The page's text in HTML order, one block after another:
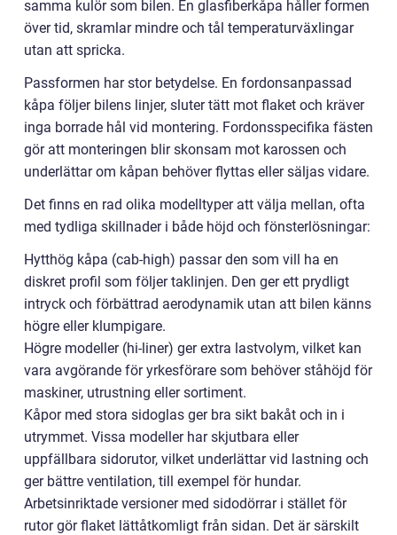
samma kulör som bilen. En glasfiberkåpa håller formen
över tid, skramlar mindre och tål temperaturväxlingar
utan att spricka.
Passformen har stor betydelse. En fordonsanpassad
kåpa följer bilens linjer, sluter tätt mot flaket och kräver
inga borrade hål vid montering. Fordonsspecifika fästen
gör att monteringen blir skonsam mot karossen och
underlättar om kåpan behöver flyttas eller säljas vidare.
Det finns en rad olika modelltyper att välja mellan, ofta
med tydliga skillnader i både höjd och fönsterlösningar:
Hytthög kåpa (cab-high) passar den som vill ha en
diskret profil som följer taklinjen. Den ger ett prydligt
intryck och förbättrad aerodynamik utan att bilen känns
högre eller klumpigare.
Högre modeller (hi-liner) ger extra lastvolym, vilket kan
vara avgörande för yrkesförare som behöver ståhöjd för
maskiner, utrustning eller sortiment.
Kåpor med stora sidoglas ger bra sikt bakåt och in i
utrymmet. Vissa modeller har skjutbara eller
uppfällbara sidorutor, vilket underlättar vid lastning och
ger bättre ventilation, till exempel för hundar.
Arbetsinriktade versioner med sidodörrar i stället för
rutor gör flaket lättåtkomligt från sidan. Det är särskilt